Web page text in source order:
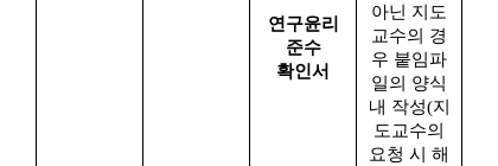
연구윤리
준수
확인서
아닌 지도
교수의 경
우 붙임파
일의 양식
내 작성(지
도교수의
요청 시 해